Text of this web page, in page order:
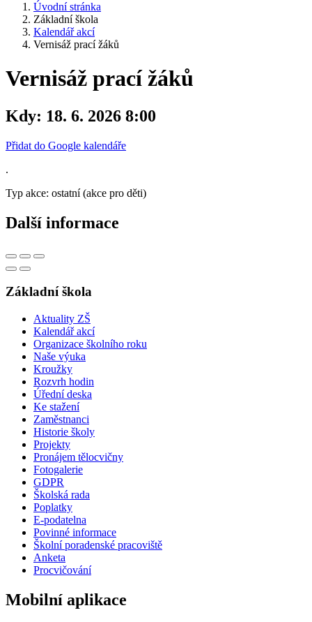
Úvodní stránka
Základní škola
Kalendář akcí
Vernisáž prací žáků
Vernisáž prací žáků
Kdy: 18. 6. 2026 8:00
Přidat do Google kalendáře
.
Typ akce: ostatní (akce pro děti)
Další informace
Základní škola
Aktuality ZŠ
Kalendář akcí
Organizace školního roku
Naše výuka
Kroužky
Rozvrh hodin
Úřední deska
Ke stažení
Zaměstnanci
Historie školy
Projekty
Pronájem tělocvičny
Fotogalerie
GDPR
Školská rada
Poplatky
E-podatelna
Povinné informace
Školní poradenské pracoviště
Anketa
Procvičování
Mobilní aplikace